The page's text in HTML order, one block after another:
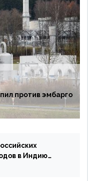
против эмбарго
в Индию